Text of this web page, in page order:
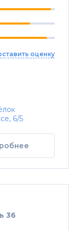
оценку
6/5
36